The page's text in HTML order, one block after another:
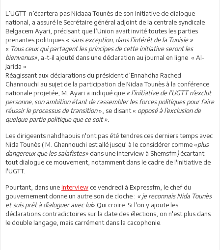
L’UGTT n’écartera pas Nidaaa Tounès de son Initiative de dialogue
national, a assuré le Secrétaire général adjoint de la centrale syndicale
Belgacem Ayari, précisant que l’Union avait invité toutes les parties
prenantes politiques « sans exception, dans l’intérêt de la Tunisie »
« Tous ceux qui partagent les principes de cette initiative seront les
bienvenus» , a-t-il ajouté dans une déclaration au journal en ligne « Al-
Jarida »
Réagissant aux déclarations du président d’Ennahdha Rached
Ghannouchi au sujet de la participation de Nidaa Tounès à la conférence
nationale projetée, M. Ayari a indiqué que « l’initiative de l’UGTT n’exclut
personne, son ambition étant de rassembler les forces politiques pour faire
réussir le processus de transition», se disant « opposé à l’exclusion de
quelque partie politique que ce soit ».
Les dirigeants nahdhaouis n'ont pas été tendres ces derniers temps avec
Nida Tounès ( M. Ghannouchi est allé jusqu' à le considérer comme «plus
dangereux que les salafistes» dans une interview à Shemsfm)écartant
tout dialogue ce mouvement, notamment dans le cadre de l'initiative de
l'UGTT.
Pourtant, dans uneinterview ce vendredi à Expressfm, le chef du
gouvernement donne un autre son de cloche : « je reconnais Nida Tounès
et suis prêt à dialoguer aveclui» Qui croire. Si l'on y ajoute les
déclarations contradictoires sur la date des élections, on n'est plus dans
le double langage, mais carrément dans la cacophonie.